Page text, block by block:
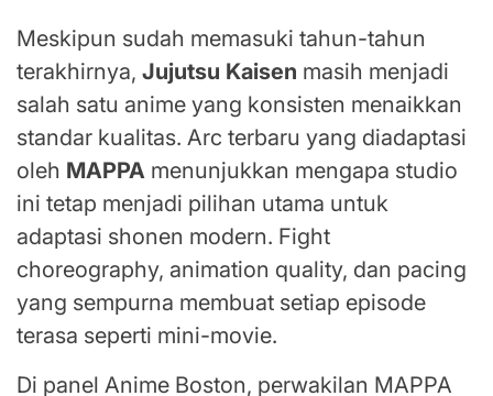
Meskipun sudah memasuki tahun-tahun
terakhirnya, Jujutsu Kaisen masih menjadi
salah satu anime yang konsisten menaikkan
standar kualitas. Arc terbaru yang diadaptasi
oleh MAPPA menunjukkan mengapa studio
ini tetap menjadi pilihan utama untuk
adaptasi shonen modern. Fight
choreography, animation quality, dan pacing
yang sempurna membuat setiap episode
terasa seperti mini-movie.
Di panel Anime Boston, perwakilan MAPPA